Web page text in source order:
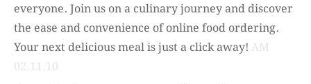
everyone. Join us on a culinary journey and discover
the ease and convenience of online food ordering.
Your next delicious meal is just a click away! AM
02.11.10